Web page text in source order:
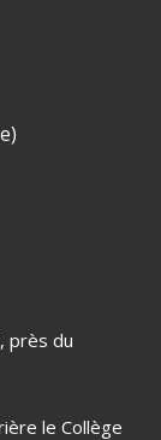
près du
le Collège